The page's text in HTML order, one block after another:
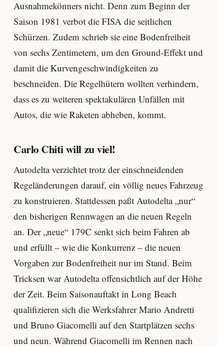
Ausnahmekönners nicht. Denn zum Beginn der
Saison 1981 verbot die FISA die seitlichen
Schürzen. Zudem schrieb sie eine Bodenfreiheit
von sechs Zentimetern, um den Ground-Effekt und
damit die Kurvengeschwindigkeiten zu
beschneiden. Die Regelhütern wollten verhindern,
dass es zu weiteren spektakulären Unfällen mit
Autos, die wie Raketen abheben, kommt.
Carlo Chiti will zu viel!
Autodelta verzichtet trotz der einschneidenden
Regeländerungen darauf, ein völlig neues Fahrzeug
zu konstruieren. Stattdessen paßt Autodelta „nur“
den bisherigen Rennwagen an die neuen Regeln
an. Der „neue“ 179C senkt sich beim Fahren ab
und erfüllt – wie die Konkurrenz – die neuen
Vorgaben zur Bodenfreiheit nur im Stand. Beim
Tricksen war Autodelta offensichtlich auf der Höhe
der Zeit. Beim Saisonauftakt in Long Beach
qualifizieren sich die Werksfahrer Mario Andretti
und Bruno Giacomelli auf den Startplätzen sechs
und neun. Während Giacomelli im Rennen nach